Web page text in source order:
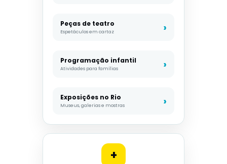
Peças de teatro
Espetáculos em cartaz
Programação infantil
Atividades para famílias
Exposições no Rio
Museus, galerias e mostras
+